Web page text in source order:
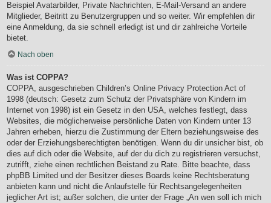
Beispiel Avatarbilder, Private Nachrichten, E-Mail-Versand an andere
Mitglieder, Beitritt zu Benutzergruppen und so weiter. Wir empfehlen dir
eine Anmeldung, da sie schnell erledigt ist und dir zahlreiche Vorteile
bietet.
Nach oben
Was ist COPPA?
COPPA, ausgeschrieben Children’s Online Privacy Protection Act of
1998 (deutsch: Gesetz zum Schutz der Privatsphäre von Kindern im
Internet von 1998) ist ein Gesetz in den USA, welches festlegt, dass
Websites, die möglicherweise persönliche Daten von Kindern unter 13
Jahren erheben, hierzu die Zustimmung der Eltern beziehungsweise des
oder der Erziehungsberechtigten benötigen. Wenn du dir unsicher bist, ob
dies auf dich oder die Website, auf der du dich zu registrieren versuchst,
zutrifft, ziehe einen rechtlichen Beistand zu Rate. Bitte beachte, dass
phpBB Limited und der Besitzer dieses Boards keine Rechtsberatung
anbieten kann und nicht die Anlaufstelle für Rechtsangelegenheiten
jeglicher Art ist; außer solchen, die unter der Frage „An wen soll ich mich